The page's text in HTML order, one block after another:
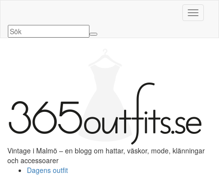
Slå på/
Vintage i Malmö – en blogg om hattar, väskor, mode, klänningar
och accessoarer
Dagens outfit